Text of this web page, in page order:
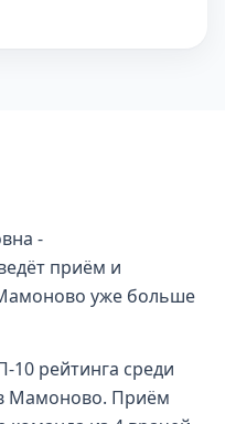
-
приём и
уже больше
10 рейтинга среди
Мамоново. Приём